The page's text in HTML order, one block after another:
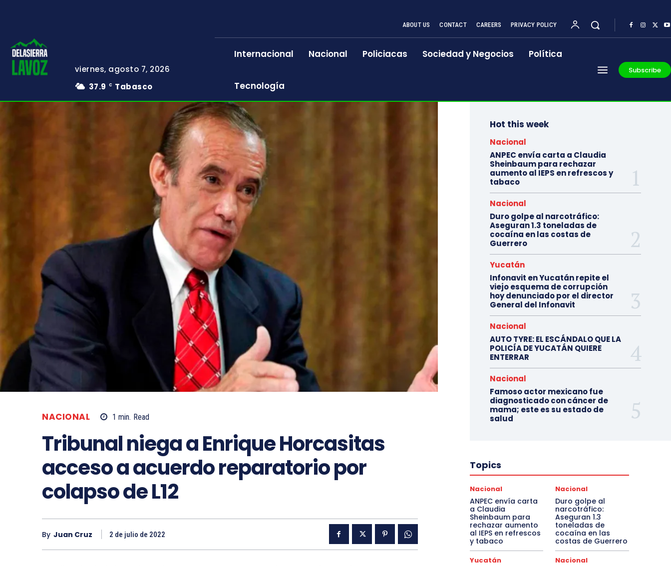
viernes, agosto 7, 2026
37.9
C Tabasco
ABOUT US CONTACT CAREERS PRIVACY POLICY
Internacional Nacional Policiacas Sociedad y Negocios Política
Tecnología
Subscribe
NACIONAL 1 min. Read
Tribunal niega a Enrique Horcasitas
acceso a acuerdo reparatorio por
colapso de L12
By Juan Cruz 2 de julio de 2022
Hot this week
Nacional
ANPEC envía carta a Claudia
Sheinbaum para rechazar
aumento al IEPS en refrescos y
tabaco
Nacional
Duro golpe al narcotráfico:
Aseguran 1.3 toneladas de
cocaína en las costas de
Guerrero
Yucatán
Infonavit en Yucatán repite el
viejo esquema de corrupción
hoy denunciado por el director
General del Infonavit
Nacional
AUTO TYRE: EL ESCÁNDALO QUE LA
POLICÍA DE YUCATÁN QUIERE
ENTERRAR
Nacional
Famoso actor mexicano fue
diagnosticado con cáncer de
mama; este es su estado de
salud
Topics
Nacional
ANPEC envía carta
a Claudia
Sheinbaum para
rechazar aumento
al IEPS en refrescos
y tabaco
Nacional
Duro golpe al
narcotráfico:
Aseguran 1.3
toneladas de
cocaína en las
costas de Guerrero
Yucatán Nacional